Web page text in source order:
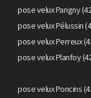
pose velux Parigny
pose velux Pélussin
pose velux Perreux
pose velux Planfoy
pose velux Poncins